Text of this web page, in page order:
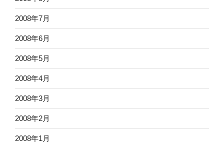
2008年7月
2008年6月
2008年5月
2008年4月
2008年3月
2008年2月
2008年1月